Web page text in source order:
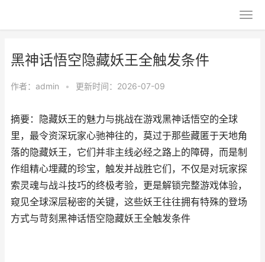
黑神话悟空隐藏妖王全触发条件
作者： admin • 更新时间：2026-07-09
摘要：隐藏妖王的魅力与挑战在游戏黑神话悟空的全球
里，最令资深玩家心驰神往的，莫过于那些藏匿于天地角
落的隐藏妖王，它们并非主线必经之路上的障碍，而是制
作组精心埋藏的珍宝，触发并战胜它们，不仅是对玩家探
索灵魂与战斗技巧的终极考验，更是解锁完整游戏体验，
窥见全球深层秘密的关键，这些妖王往往拥有特殊的登场
方式与苛刻黑神话悟空隐藏妖王全触发条件